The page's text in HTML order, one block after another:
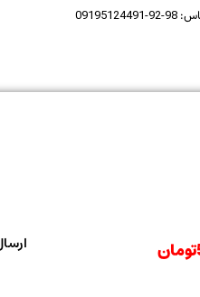
98-92-09195124491
تومان